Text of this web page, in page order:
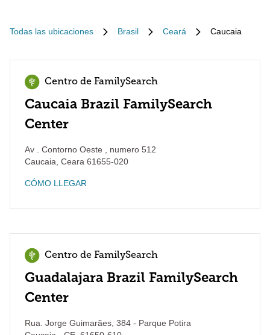
Todas las ubicaciones Brasil Ceará Caucaia
Centro de FamilySearch
Caucaia Brazil FamilySearch
Center
Av . Contorno Oeste , numero 512
Caucaia Ceara 61655-020
CÓMO LLEGAR
Centro de FamilySearch
Guadalajara Brazil FamilySearch
Center
Rua. Jorge Guimarães, 384 - Parque Potira